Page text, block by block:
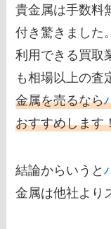
貴金属は手数料
付き驚きました
利用できる買取
も相場以上の査
金属を売るなら
おすすめします
結論からいうと
金属は他社より